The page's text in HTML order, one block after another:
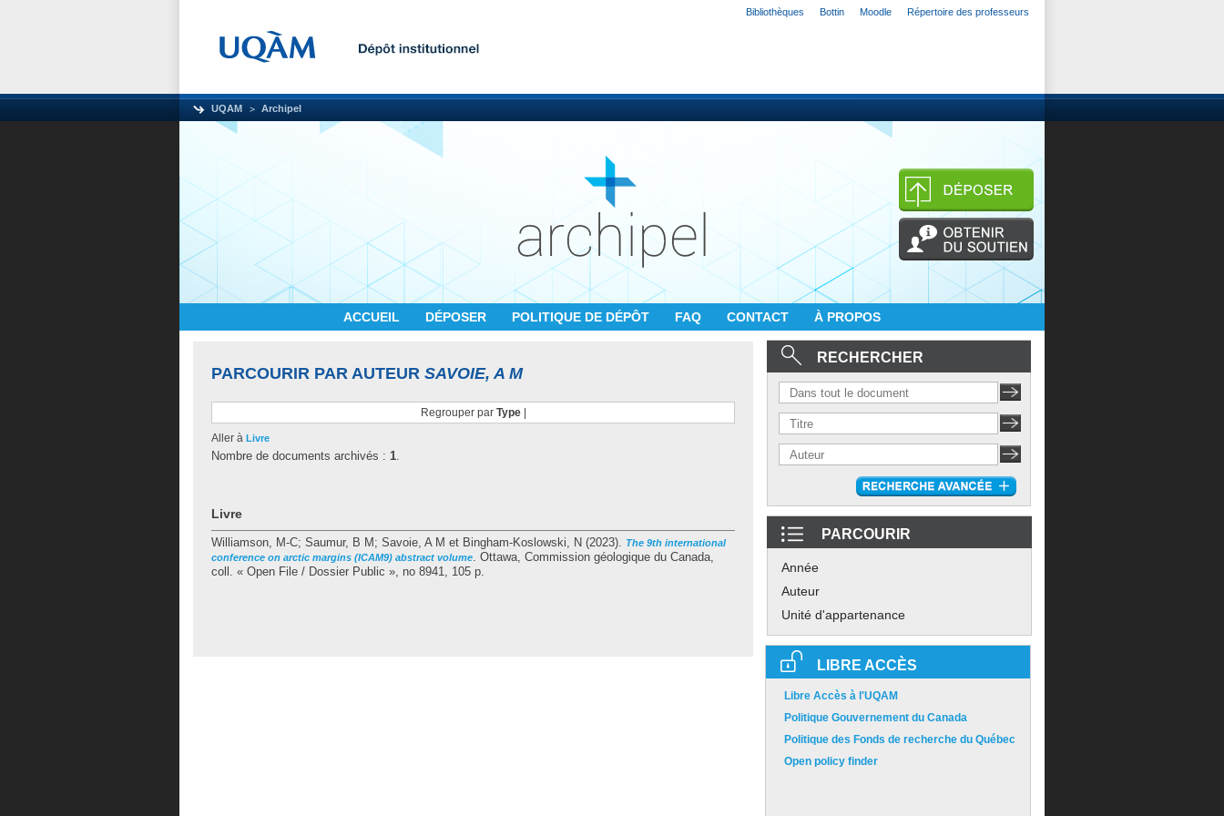
Bibliothèques Bottin Moodle Répertoire des professeurs
UQAM Archipel
ACCUEIL DÉPOSER POLITIQUE DE DÉPÔT FAQ CONTACT À PROPOS
PARCOURIR PAR AUTEUR SAVOIE, A M
Regrouper par Type|
Aller à Livre
Nombre de documents archivés : 1.
Livre
Williamson, M-C; Saumur, B M ; Savoie, A M et Bingham-Koslowski, N (2023). The 9th international
conference on arctic margins (ICAM9) abstract volume. Ottawa, Commission géologique du Canada,
coll. « Open File / Dossier Public », no 8941, 105 p.
RECHERCHER
PARCOURIR
Année
Auteur
Unité d'appartenance
LIBRE ACCÈS
Libre Accès à l'UQAM
Politique Gouvernement du Canada
Politique des Fonds de recherche du Québec
Open policy finder